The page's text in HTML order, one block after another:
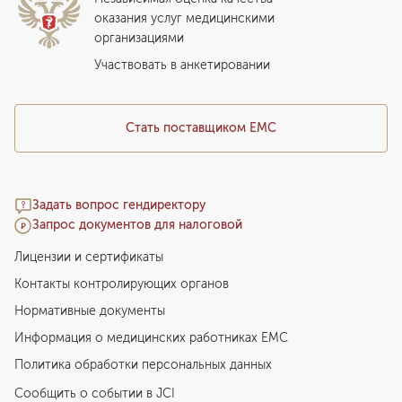
Прайс-лист
Подарочный сертификат EMC
Медицинский туризм
Программы привилегий
Стать поставщиком ЕМС
Задать вопрос гендиректору
Запрос документов для налоговой
оказания услуг медицинскими
организациями
Участвовать в анкетировании
Лицензии и сертификаты
Контакты контролирующих органов
Нормативные документы
Информация о медицинских работниках EMC
Политика обработки персональных данных
Сообщить о событии в JCI